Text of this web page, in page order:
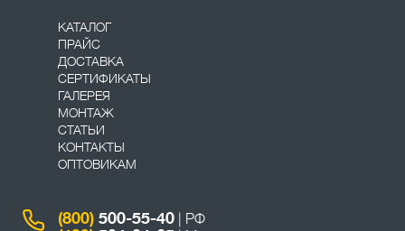
КАТАЛОГ
ПРАЙС
ДОСТАВКА
СЕРТИФИКАТЫ
ГАЛЕРЕЯ
МОНТАЖ
СТАТЬИ
КОНТАКТЫ
ОПТОВИКАМ
(800) 500-55-40 | РФ